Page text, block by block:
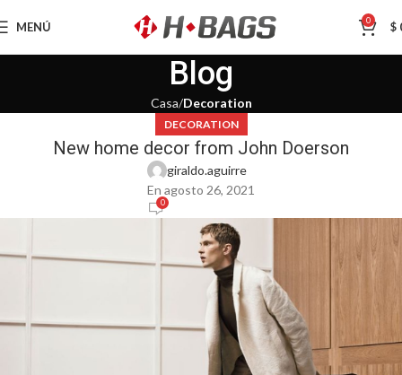
MENÚ 0 $
Blog
Casa Decoration
DECORATION
New home decor from John Doerson
giraldo.aguirre
En agosto 26, 2021
0